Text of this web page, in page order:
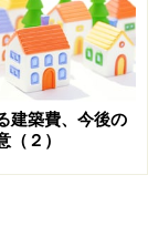
対策として、
に移されてい
み立てていま
分も含めて、
円の不動産で
建築費、今後の
（２）